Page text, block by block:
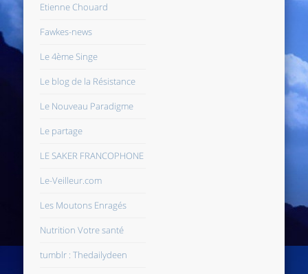
Etienne Chouard
Fawkes-news
Le 4ème Singe
Le blog de la Résistance
Le Nouveau Paradigme
Le partage
LE SAKER FRANCOPHONE
Le-Veilleur.com
Les Moutons Enragés
Nutrition Votre santé
tumblr : Thedailydeen